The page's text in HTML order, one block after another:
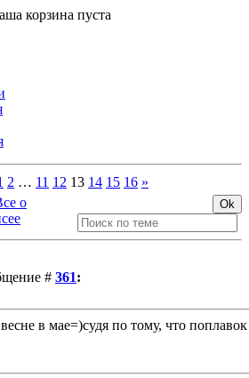
корзина пуста
2 … 11 12 13 14 15 16 »
о
# 361:
в мае=)судя по тому, что